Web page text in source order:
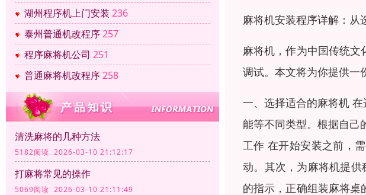
湖州程序机上门安装 236
泰州普通机改程序257
程序麻将机公司 251
普通麻将机改程序258
清洗麻将的几种方法
5182阅读 2026-03-10 21:12:17
打麻将常见的操作
5069阅读 2026-03-10 21:11:49
麻将机安装程序详解：从
麻将机，作为中国传统
调试。本文将为你提供一
一、选择适合的麻将机
能等不同类型。根据自己
工作 在开始安装之前，
动。其次，为麻将机提
的指示，正确组装麻将